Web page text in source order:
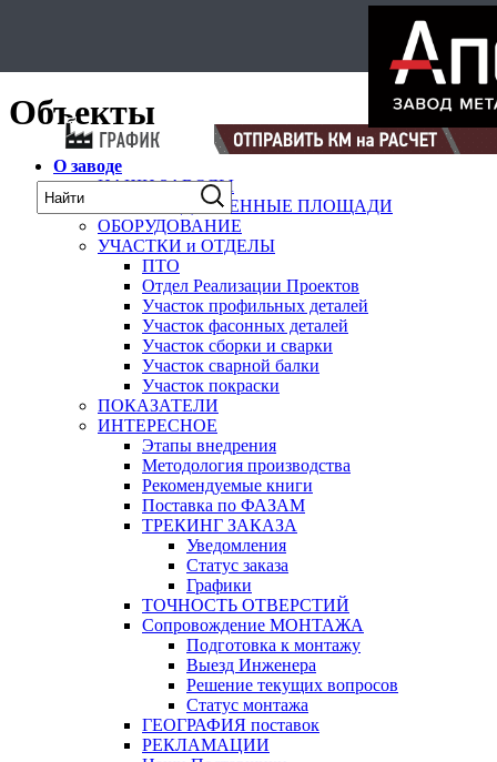
Объекты
О заводе
НАШИ ЗАВОДЫ
ПРОИЗВОДСТВЕННЫЕ ПЛОЩАДИ
ОБОРУДОВАНИЕ
УЧАСТКИ и ОТДЕЛЫ
ПТО
Отдел Реализации Проектов
Участок профильных деталей
Участок фасонных деталей
Участок сборки и сварки
Участок сварной балки
Участок покраски
ПОКАЗАТЕЛИ
ИНТЕРЕСНОЕ
Этапы внедрения
Методология производства
Рекомендуемые книги
Поставка по ФАЗАМ
ТРЕКИНГ ЗАКАЗА
Уведомления
Статус заказа
Графики
ТОЧНОСТЬ ОТВЕРСТИЙ
Сопровождение МОНТАЖА
Подготовка к монтажу
Выезд Инженера
Решение текущих вопросов
Статус монтажа
ГЕОГРАФИЯ поставок
РЕКЛАМАЦИИ